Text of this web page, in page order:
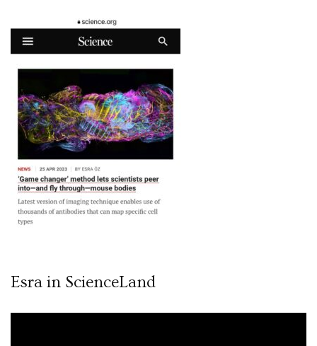
Esra in ScienceLand